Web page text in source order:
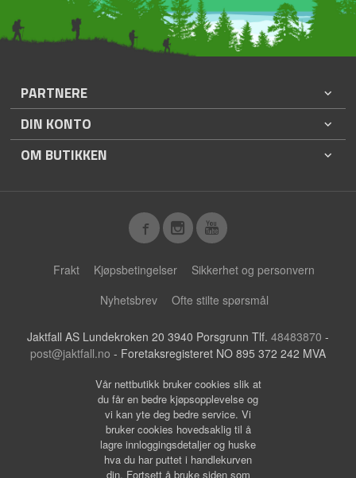
PARTNERE
DIN KONTO
OM BUTIKKEN
Frakt Kjøpsbetingelser
Sikkerhet og personvern
Nyhetsbrev
Ofte stilte spørsmål
Jaktfall AS Lundekroken 20 3940 Porsgrunn Tlf. 48483870 -
post@jaktfall.no - Foretaksregisteret NO 895 372 242 MVA
Vår nettbutikk bruker cookies slik at
du får en bedre kjøpsopplevelse og
vi kan yte deg bedre service. Vi
bruker cookies hovedsaklig til å
lagre innloggingsdetaljer og huske
hva du har puttet i handlekurven
din. Fortsett å bruke siden som